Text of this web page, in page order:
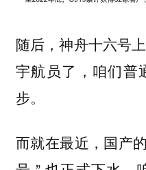
随后，神舟十六号
宇航员了，咱们普
步。
而就在最近，国产